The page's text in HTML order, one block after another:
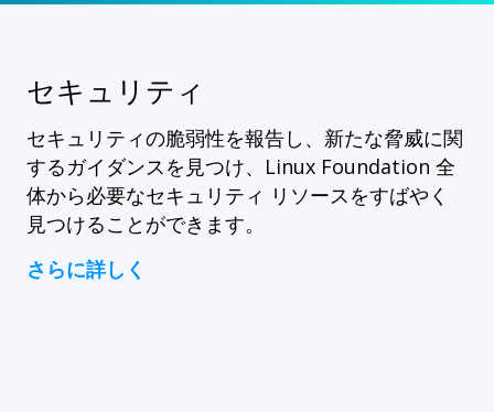
セキュリティ
セキュリティの脆弱性を報告し、新たな脅威に関
するガイダンスを見つけ、Linux Foundation 全
体から必要なセキュリティ リソースをすばやく
見つけることができます。
さらに詳しく